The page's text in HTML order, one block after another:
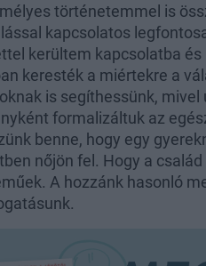
történetemmel is
kapcsolatos
kerültem kapcsolatba
keresték a miértekre a
is segíthessünk,
formalizáltuk az
benne, hogy egy
nőjön fel. Hogy a család
A hozzánk hasonló